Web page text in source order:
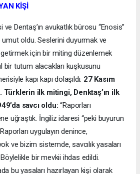
KİŞİ
ve Dentaş’ın avukatlık bürosu “Enosis”
umut oldu. Seslerini duyurmak ve
için bir miting düzenlemek
bir tutum alacakları kuşkusunu
kapı kapı dolaşıldı. 27 Kasım
ilk mitingi, Denktaş’ın ilk
savcı oldu:“Raporları
uğraştık. İngiliz idaresi “peki buyurun
uygulayın denince,
ve bizim sistemde, savcılık yasaları
bir mevkii ihdas edildi.
bu yasaları hazırlayan kişi olarak